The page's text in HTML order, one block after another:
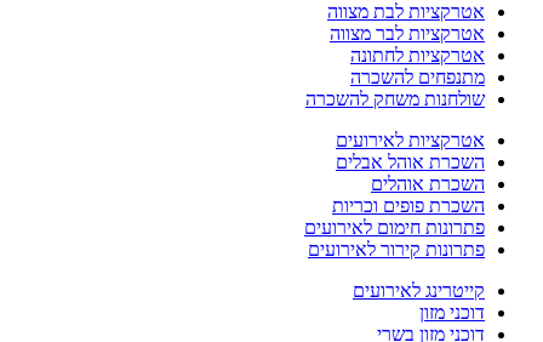
אטרקציות לבת מצווה
אטרקציות לבר מצווה
אטרקציות לחתונה
מתנפחים להשכרה
שולחנות משחק להשכרה
אטרקציות לאירועים
השכרת אוהל אבלים
השכרת אוהלים
השכרת פופים וכריות
פתרונות חימום לאירועים
פתרונות קירור לאירועים
קייטרינג לאירועים
דוכני מזון
דוכני מזון בשרי